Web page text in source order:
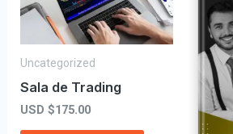
Uncategorized
Sala de Trading
USD $175.00